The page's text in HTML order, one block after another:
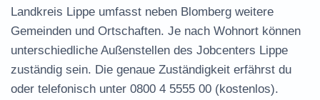
Landkreis Lippe umfasst neben Blomberg weitere
Gemeinden und Ortschaften. Je nach Wohnort können
unterschiedliche Außenstellen des Jobcenters Lippe
zuständig sein. Die genaue Zuständigkeit erfährst du
oder telefonisch unter 0800 4 5555 00 (kostenlos).